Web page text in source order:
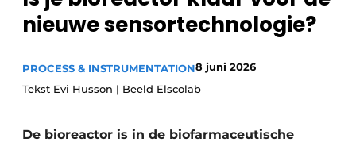
Privacy / Cookie statement
Vacatures
nieuwe sensortechnologie?
PROCESS & INSTRUMENTATION8 juni 2026
Tekst Evi Husson | Beeld Elscolab
De bioreactor is in de biofarmaceutische